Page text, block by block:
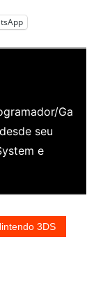
Ga
seu
e
3DS